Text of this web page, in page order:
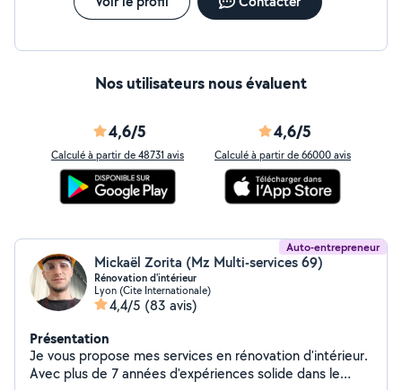
Nos utilisateurs nous évaluent
4,6/5
Calculé à partir de 48731 avis
4,6/5
Calculé à partir de 66000 avis
Auto-entrepreneur
Mickaël Zorita (Mz Multi-services 69)
Rénovation d'intérieur
Lyon (Cite Internationale)
4,4/5 (83 avis)
Présentation
Je vous propose mes services en rénovation d'intérieur.
Avec plus de 7 années d'expériences solide dans le